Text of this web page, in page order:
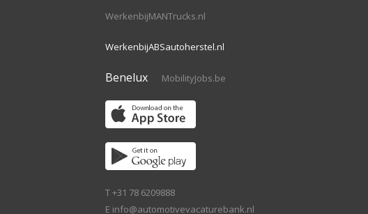
WerkenbijMANTrucks.nl
WerkenbijABSautoherstel.nl
Benelux MobilityJobs.be
T +31 78 6209888
E info@automotivevacaturebank.nl